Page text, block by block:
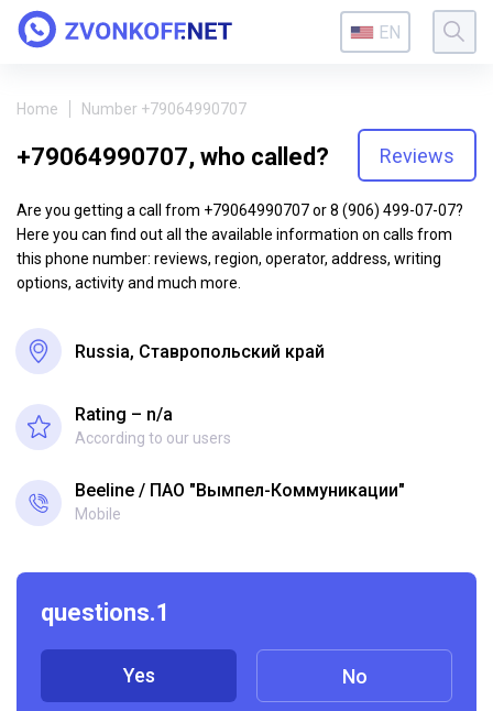
EN
Home Number +79064990707
+79064990707, who called? Reviews
Are you getting a call from +79064990707 or 8 (906) 499-07-07?
Here you can find out all the available information on calls from
this phone number: reviews, region, operator, address, writing
options, activity and much more.
Russia, Ставропольский край
Rating – n/a
According to our users
Beeline ПАО "Вымпел-Коммуникации"
Mobile
questions.1
Yes No